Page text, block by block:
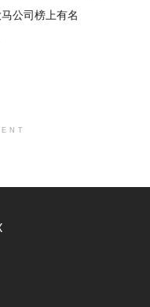
公司榜上有名